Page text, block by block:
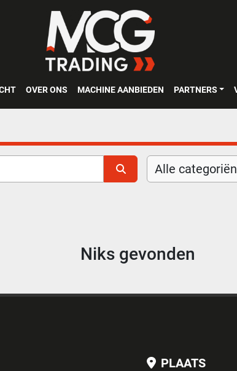
OVER ONS MACHINE AANBIEDEN PARTNERS
Alle categoriën
Niks gevonden
PLAATS